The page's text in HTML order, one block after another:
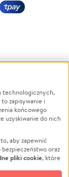
Powódź
NGO
Podróż
technologicznych,
zapisywanie i
końcowego
uzyskiwanie do nich
aby zapewnić
bezpieczeństwo oraz
pliki cookie, które